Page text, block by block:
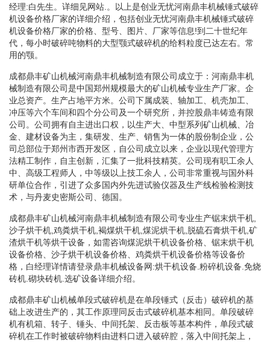
经理:白先生。详细见网站.。以上是创业无忧河南鼎丰机械锤式破碎
机设备价格厂家的详细介绍，包括创业无忧河南鼎丰机械锤式破碎
机设备价格厂家的价格、型号、图片、厂家等信息!到二十世纪年
代，每小时破碎吨物料的大型颚式破碎机的给料粒度已达左右。常
用的颚。
成都鼎丰矿山机械河南鼎丰机械制造有限公司成立于：河南鼎丰机
械制造有限公司是中国郑州规模最大的矿山机械专业生产厂家。企
业总资产。生产占地平方米。公司下属成装、轴加工、机壳加工、
冲压等六个车间和四个分公司及一个研究所，并控股鼎丰铸造有限
公司。公司拥有自主进出口权，以生产大、中型系列矿山机械、冶
金、建材设备为主，集研发、生产、销售为一体的股份制企业，公
司总部位于郑州市西开发区，自公司成立以来，企业以现代管理方
法精工制作，自主创新，汇集了一批科技精英。公司现有职工余人
中、高级工程师人，中等级以上技工余人，公司非常重视与国外科
研单位合作，引进了众多国内外先进试验仪器及生产线检验检测技
术，与丹麦史密斯公司、德国。
成都鼎丰矿山机械河南鼎丰机械制造有限公司专业生产锯末烘干机,
沙子烘干机,鸡粪烘干机,褐煤烘干机,煤泥烘干机,脱硫石膏烘干机,矿
渣烘干机等烘干设备，如需咨询煤泥烘干机设备价格、锯末烘干机
设备价格、沙子烘干机设备价格、鸡粪烘干机设备价格等设备价
格，白经理详情请登录鼎丰机械设备网:烘干机设备.粉碎机设备.免烧
砖机.砌块砖机.选矿设备详细介绍。
成都鼎丰矿山机械单段式破碎机是在单段锤式（反击）破碎机的基
础上改进生产的，其工作原理同反击式破碎机基本相同。单段破碎
机有机箱、转子、锤头、中间托架、反击板等基本构件，单段式破
碎机在工作时被破碎物料由进料口进入破碎腔，落入中间托架上，